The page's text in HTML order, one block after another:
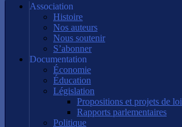
Association
Histoire
Nos auteurs
Nous soutenir
S’abonner
Documentation
Économie
Éducation
Législation
Propositions et projets de loi
Rapports parlementaires
Politique